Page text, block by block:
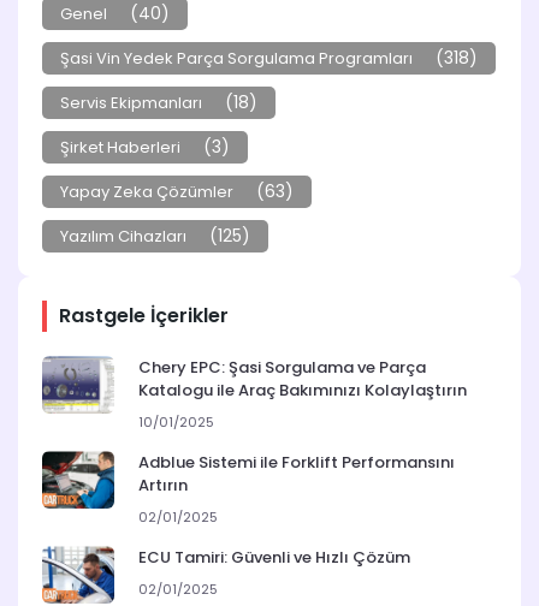
Genel (40)
Şasi Vin Yedek Parça Sorgulama Programları (318)
Servis Ekipmanları (18)
Şirket Haberleri (3)
Yapay Zeka Çözümler (63)
Yazılım Cihazları (125)
Rastgele İçerikler
Chery EPC: Şasi Sorgulama ve Parça
Katalogu ile Araç Bakımınızı Kolaylaştırın
10/01/2025
Adblue Sistemi ile Forklift Performansını
Artırın
02/01/2025
ECU Tamiri: Güvenli ve Hızlı Çözüm
02/01/2025